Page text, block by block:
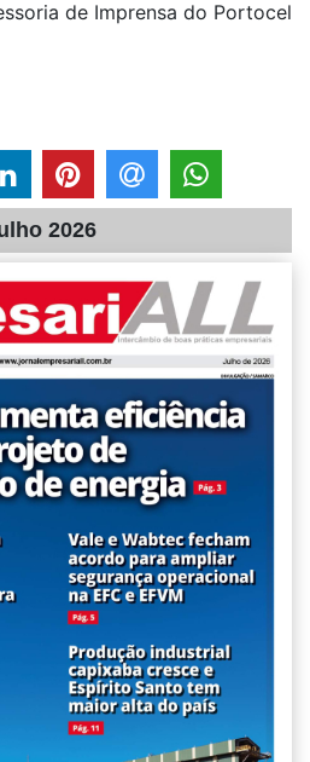
de Imprensa do Portocel
2026